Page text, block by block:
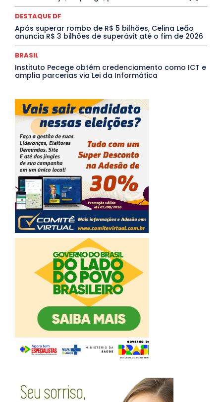
DESTAQUE DF
Após superar rombo de R$ 5 bilhões, Celina Leão
anuncia R$ 3 bilhões de superávit até o fim de 2026
BRASIL
Instituto Pecege obtém credenciamento como ICT e
amplia parcerias via Lei da Informática